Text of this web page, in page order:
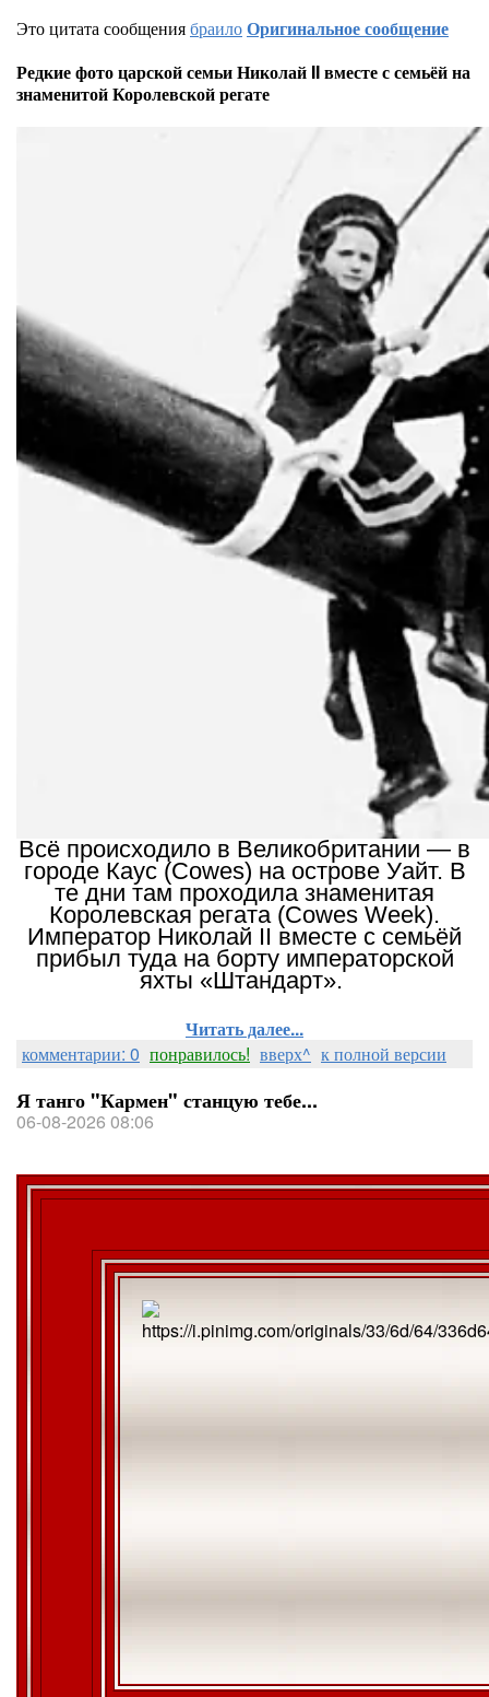
Это цитата сообщениябраилоОригинальное сообщение
Редкие фото царской семьи Николай II вместе с семьёй на
знаменитой Королевской регате
Всё происходило в Великобритании — в
городе Каус (Cowes) на острове Уайт. В
те дни там проходила знаменитая
Королевская регата (Cowes Week).
Император Николай II вместе с семьёй
прибыл туда на борту императорской
яхты «Штандарт».
Читать далее...
комментарии: 0 понравилось! вверх^ к полной версии
Я танго "Кармен" станцую тебе...
06-08-2026 08:06